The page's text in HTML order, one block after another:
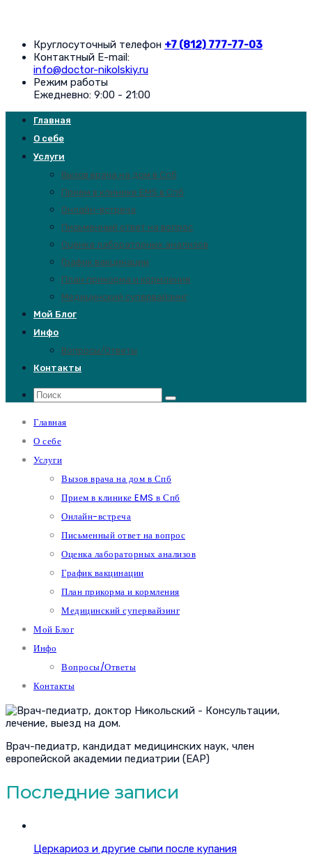
Круглосуточный телефон +7 (812) 777-77-03
Контактный E-mail:
info@doctor-nikolskiy.ru
Режим работы
Ежедневно: 9:00 - 21:00
Главная
О себе
Услуги
Вызов врача на дом в Спб
Прием в клинике EMS в Спб
Онлайн-встреча
Письменный ответ на вопрос
Оценка лабораторных анализов
График вакцинации
План прикорма и кормления
Медицинский супервайзинг
Мой Блог
Инфо
Вопросы/Ответы
Контакты
Главная
О себе
Услуги
Вызов врача на дом в Спб
Прием в клинике EMS в Спб
Онлайн-встреча
Письменный ответ на вопрос
Оценка лабораторных анализов
График вакцинации
План прикорма и кормления
Медицинский супервайзинг
Мой Блог
Инфо
Вопросы/Ответы
Контакты
Врач-педиатр, кандидат медицинских наук, член
европейской академии педиатрии (EAP)
Последние записи
Церкариоз и другие сыпи после купания